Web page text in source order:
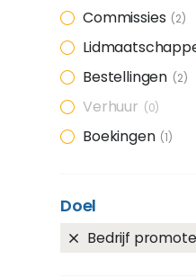
Commissies 2
Bestellingen 2
Verhuur 0
Boekingen 1
Doel
Bedrijf